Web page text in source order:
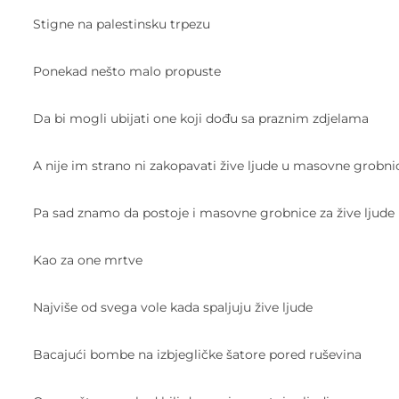
Stigne na palestinsku trpezu
Ponekad nešto malo propuste
Da bi mogli ubijati one koji dođu sa praznim zdjelama
A nije im strano ni zakopavati žive ljude u masovne
Pa sad znamo da postoje i masovne grobnice za žive ljude
Kao za one mrtve
Najviše od svega vole kada spaljuju žive ljude
Bacajući bombe na izbjegličke šatore pored ruševina